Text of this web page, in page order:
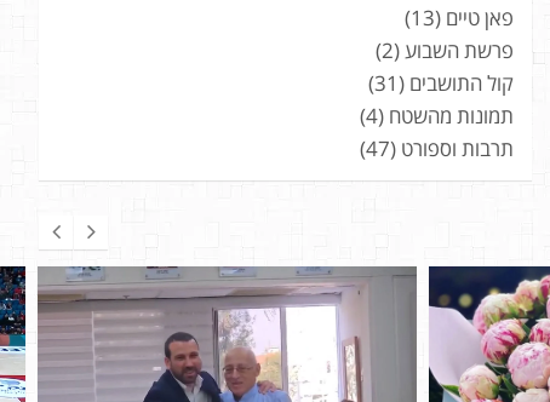
פאן טיים (13)
פרשת השבוע (2)
קול התושבים (31)
תמונות מהשטח (4)
תרבות וספורט (47)